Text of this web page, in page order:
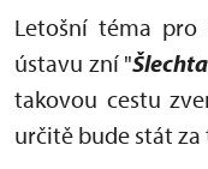
Letošní téma pro
ústavu zní "
takovou cestu
určitě bude stát za